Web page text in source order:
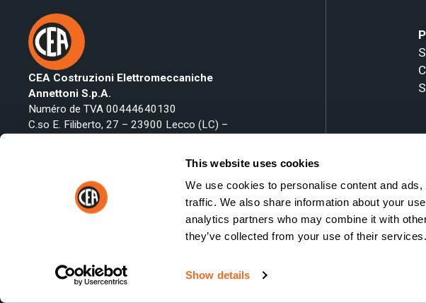
This website uses cookies
We use cookies to personalise content and
traffic. We also share information about your
analytics partners who may combine it with
they’ve collected from your use of their services.
Show details
CEA Costruzioni Elettromeccaniche
Annettoni S.p.A.
Numéro de TVA 00444640130
C.so E. Filiberto, 27 – 23900 Lecco (LC) –
export@ceaweld.com
© 2026 CEA Costruzioni Elettromeccaniche Annettoni S.p.A. - All rights reserved -